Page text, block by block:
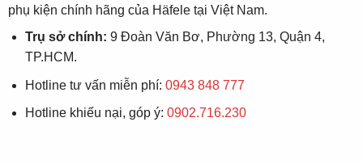
phụ kiện chính hãng của Häfele tại Việt Nam.
Trụ sở chính: 9 Đoàn Văn Bơ, Phường 13, Quận 4,
TP.HCM.
Hotline tư vấn miễn phí: 0943 848 777
Hotline khiếu nại, góp ý: 0902.716.230